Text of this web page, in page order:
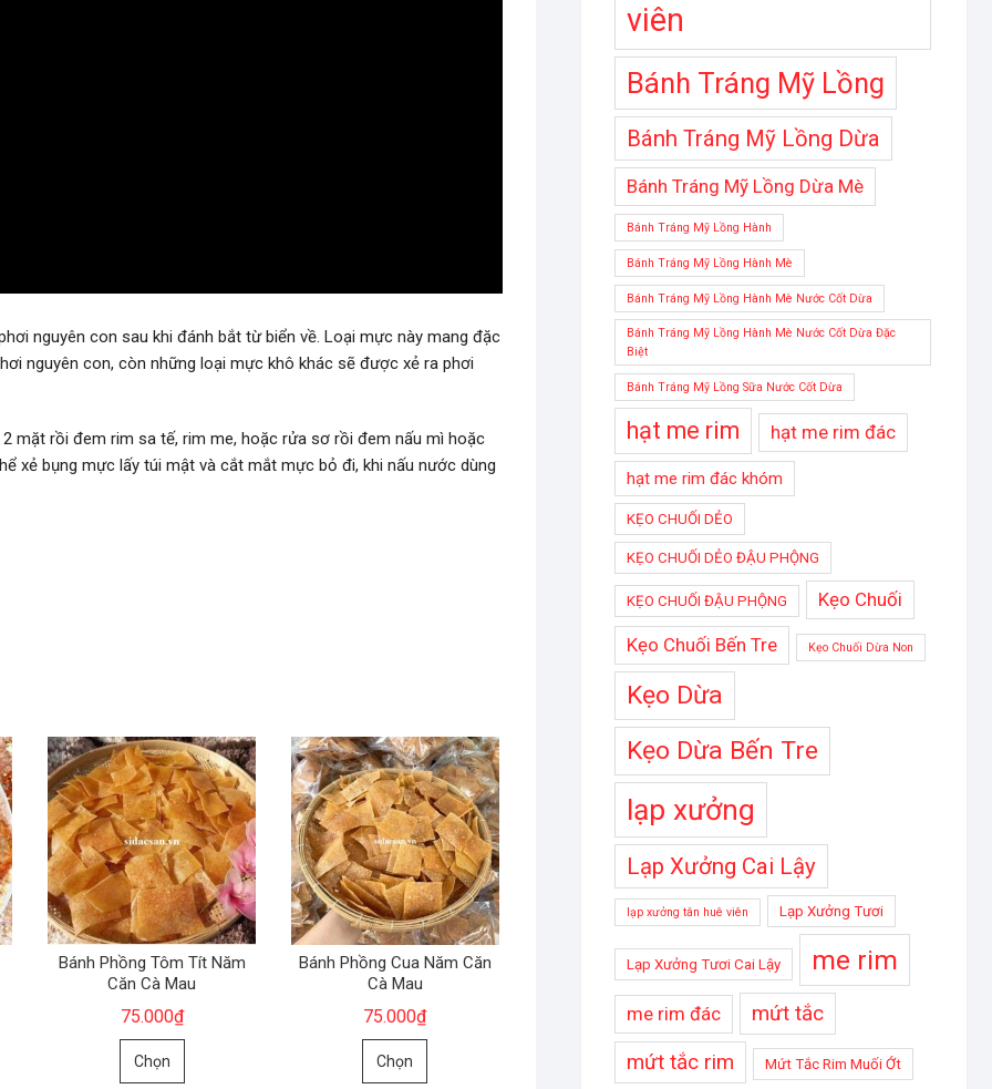
nguyên con sau khi đánh bắt từ biển về. Loại mực này mang đặc
nguyên con, còn những loại mực khô khác sẽ được xẻ ra phơi
mặt rồi đem rim sa tế, rim me, hoặc rửa sơ rồi đem nấu mì hoặc
xẻ bụng mực lấy túi mật và cắt mắt mực bỏ đi, khi nấu nước dùng
Bánh Phồng Tôm Tít Năm
Căn Cà Mau
75.000₫
Chọn
Sản
Bánh Phồng Cua Năm Căn
Cà Mau
75.000₫
Chọn
Sản
viên
Bánh Tráng Mỹ Lồng
Bánh Tráng Mỹ Lồng Dừa
Bánh Tráng Mỹ Lồng Dừa Mè
Bánh Tráng Mỹ Lồng Hành
Bánh Tráng Mỹ Lồng Hành Mè
Bánh Tráng Mỹ Lồng Hành Mè Nước Cốt Dừa
Bánh Tráng Mỹ Lồng Hành Mè Nước Cốt Dừa Đặc
Biệt
Bánh Tráng Mỹ Lồng Sữa Nước Cốt Dừa
hạt me rim hạt me rim đác
hạt me rim đác khóm
KẸO CHUỐI DẺO
KẸO CHUỐI DẺO ĐẬU PHỘNG
KẸO CHUỐI ĐẬU PHỘNG Kẹo Chuối
Kẹo Chuối Bến Tre Kẹo Chuối Dừa Non
Kẹo Dừa
Kẹo Dừa Bến Tre
lạp xưởng
Lạp Xưởng Cai Lậy
lạp xưởng tân huê viên Lạp Xưởng Tươi
Lạp Xưởng Tươi Cai Lậy me rim
me rim đác
mứt tắc
mứt tắc rim
Mứt Tắc Rim Muối Ớt